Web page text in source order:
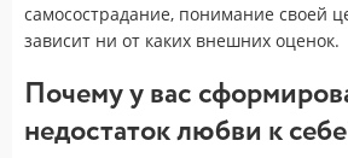
самосострадание, понимание своей
зависит ни от каких внешних оценок.
Почему у вас
недостаток любви к